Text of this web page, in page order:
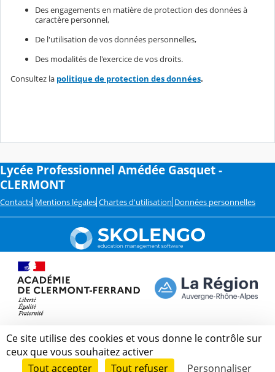
Des engagements en matière de protection des données à
caractère personnel,
De l'utilisation de vos données personnelles,
Des modalités de l'exercice de vos droits.
Consultez la politique de protection des données.
Lycée Professionnel Amédée Gasquet -
CLERMONT
Contacts Mentions légales Chartes d'utilisation Données personnelles
Ce site utilise des cookies et vous donne le contrôle sur
ceux que vous souhaitez activer
Tout accepter
Tout refuser Personnaliser